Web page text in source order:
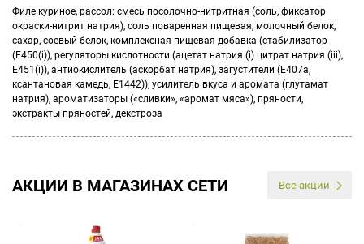
Филе куриное, рассол: смесь посолочно-нитритная (соль, фиксатор
окраски-нитрит натрия), соль поваренная пищевая, молочный белок,
сахар, соевый белок, комплексная пищевая добавка (стабилизатор
(Е450(i)), регуляторы кислотности (ацетат натрия (i) цитрат натрия (iii),
E451(i)), антиокислитель (аскорбат натрия), загустители (Е407а,
ксантановая камедь, Е1442)), усилитель вкуса и аромата (глутамат
натрия), ароматизаторы («сливки», «аромат мяса»), пряности,
экстракты пряностей, декстроза
АКЦИИ В МАГАЗИНАХ СЕТИ Все акции